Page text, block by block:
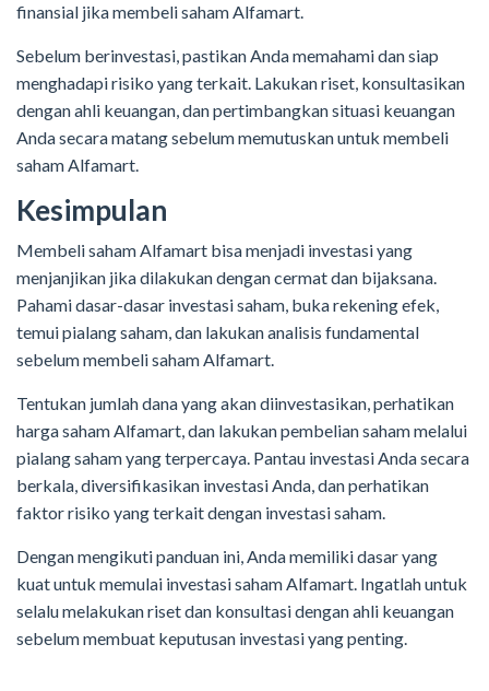
finansial jika membeli saham Alfamart.
Sebelum berinvestasi, pastikan Anda memahami dan siap
menghadapi risiko yang terkait. Lakukan riset, konsultasikan
dengan ahli keuangan, dan pertimbangkan situasi keuangan
Anda secara matang sebelum memutuskan untuk membeli
saham Alfamart.
Kesimpulan
Membeli saham Alfamart bisa menjadi investasi yang
menjanjikan jika dilakukan dengan cermat dan bijaksana.
Pahami dasar-dasar investasi saham, buka rekening efek,
temui pialang saham, dan lakukan analisis fundamental
sebelum membeli saham Alfamart.
Tentukan jumlah dana yang akan diinvestasikan, perhatikan
harga saham Alfamart, dan lakukan pembelian saham melalui
pialang saham yang terpercaya. Pantau investasi Anda secara
berkala, diversifikasikan investasi Anda, dan perhatikan
faktor risiko yang terkait dengan investasi saham.
Dengan mengikuti panduan ini, Anda memiliki dasar yang
kuat untuk memulai investasi saham Alfamart. Ingatlah untuk
selalu melakukan riset dan konsultasi dengan ahli keuangan
sebelum membuat keputusan investasi yang penting.